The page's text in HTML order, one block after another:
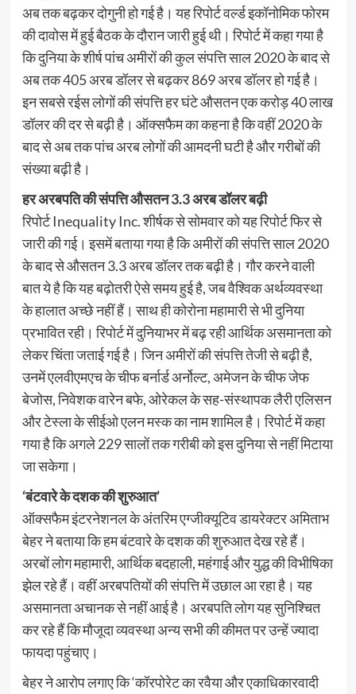
अब तक बढ़कर दोगुनी हो गई है। यह रिपोर्ट वर्ल्ड इकॉनोमिक फोरम
की दावोस में हुई बैठक के दौरान जारी हुई थी। रिपोर्ट में कहा गया है
कि दुनिया के शीर्ष पांच अमीरों की कुल संपत्ति साल 2020 के बाद से
अब तक 405 अरब डॉलर से बढ़कर 869 अरब डॉलर हो गई है।
इन सबसे रईस लोगों की संपत्ति हर घंटे औसतन एक करोड़ 40 लाख
डॉलर की दर से बढ़ी है। ऑक्सफैम का कहना है कि वहीं 2020 के
बाद से अब तक पांच अरब लोगों की आमदनी घटी है और गरीबों की
संख्या बढ़ी है।
हर अरबपति की संपत्ति औसतन 3.3 अरब डॉलर बढ़ी
रिपोर्ट Inequality Inc. शीर्षक से सोमवार को यह रिपोर्ट फिर से
जारी की गई। इसमें बताया गया है कि अमीरों की संपत्ति साल 2020
के बाद से औसतन 3.3 अरब डॉलर तक बढ़ी है। गौर करने वाली
बात ये है कि यह बढ़ोतरी ऐसे समय हुई है, जब वैश्विक अर्थव्यवस्था
के हालात अच्छे नहीं हैं। साथ ही कोरोना महामारी से भी दुनिया
प्रभावित रही। रिपोर्ट में दुनियाभर में बढ़ रही आर्थिक असमानता को
लेकर चिंता जताई गई है। जिन अमीरों की संपत्ति तेजी से बढ़ी है,
उनमें एलवीएमएच के चीफ बर्नार्ड अर्नोल्ट, अमेजन के चीफ जेफ
बेजोस, निवेशक वारेन बफे, ओरेकल के सह-संस्थापक लैरी एलिसन
और टेस्ला के सीईओ एलन मस्क का नाम शामिल है। रिपोर्ट में कहा
गया है कि अगले 229 सालों तक गरीबी को इस दुनिया से नहीं मिटाया
जा सकेगा।
‘बंटवारे के दशक की शुरुआत’
ऑक्सफैम इंटरनेशनल के अंतरिम एग्जीक्यूटिव डायरेक्टर अमिताभ
बेहर ने बताया कि हम बंटवारे के दशक की शुरुआत देख रहे हैं।
अरबों लोग महामारी, आर्थिक बदहाली, महंगाई और युद्ध की विभीषिका
झेल रहे हैं। वहीं अरबपतियों की संपत्ति में उछाल आ रहा है। यह
असमानता अचानक से नहीं आई है। अरबपति लोग यह सुनिश्चित
कर रहे हैं कि मौजूदा व्यवस्था अन्य सभी की कीमत पर उन्हें ज्यादा
फायदा पहुंचाए।
बेहर ने आरोप लगाए कि ‘कॉरपोरेट का रवैया और एकाधिकारवादी